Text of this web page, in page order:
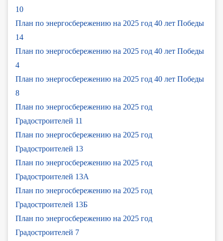
10
План по энергосбережению на 2025 год 40 лет Победы
14
План по энергосбережению на 2025 год 40 лет Победы
4
План по энергосбережению на 2025 год 40 лет Победы
8
План по энергосбережению на 2025 год
Градостроителей 11
План по энергосбережению на 2025 год
Градостроителей 13
План по энергосбережению на 2025 год
Градостроителей 13А
План по энергосбережению на 2025 год
Градостроителей 13Б
План по энергосбережению на 2025 год
Градостроителей 7